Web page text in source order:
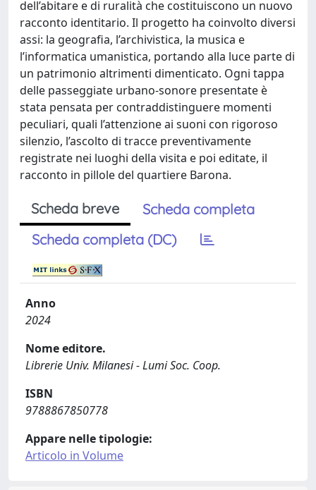
dell’abitare e di ruralità che costituiscono un nuovo
racconto identitario. Il progetto ha coinvolto diversi
assi: la geografia, l’archivistica, la musica e
l’informatica umanistica, portando alla luce parte di
un patrimonio altrimenti dimenticato. Ogni tappa
delle passeggiate urbano-sonore presentate è
stata pensata per contraddistinguere momenti
peculiari, quali l’attenzione ai suoni con rigoroso
silenzio, l’ascolto di tracce preventivamente
registrate nei luoghi della visita e poi editate, il
racconto in pillole del quartiere Barona.
Scheda breve
Scheda completa
Scheda completa (DC)
Anno
2024
Nome editore.
Librerie Univ. Milanesi - Lumi Soc. Coop.
ISBN
9788867850778
Appare nelle tipologie:
Articolo in Volume